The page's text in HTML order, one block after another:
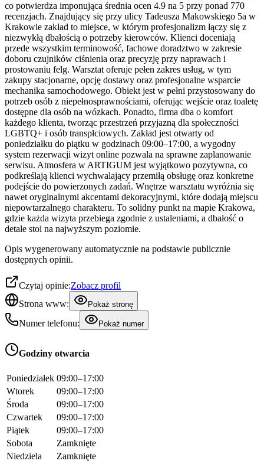
co potwierdza imponująca średnia ocen 4.9 na 5 przy ponad 770
recenzjach. Znajdujący się przy ulicy Tadeusza Makowskiego 5a w
Krakowie zakład to miejsce, w którym profesjonalizm łączy się z
niezwykłą dbałością o potrzeby kierowców. Klienci doceniają
przede wszystkim terminowość, fachowe doradztwo w zakresie
doboru czujników ciśnienia oraz precyzję przy naprawach i
prostowaniu felg. Warsztat oferuje pełen zakres usług, w tym
zakupy stacjonarne, opcję dostawy oraz profesjonalne wsparcie
mechanika samochodowego. Obiekt jest w pełni przystosowany do
potrzeb osób z niepełnosprawnościami, oferując wejście oraz toaletę
dostępne dla osób na wózkach. Ponadto, firma dba o komfort
każdego klienta, tworząc przestrzeń przyjazną dla społeczności
LGBTQ+ i osób transpłciowych. Zakład jest otwarty od
poniedziałku do piątku w godzinach 09:00–17:00, a wygodny
system rezerwacji wizyt online pozwala na sprawne zaplanowanie
serwisu. Atmosfera w ARTIGUM jest wyjątkowo pozytywna, co
podkreślają klienci wychwalający przemiłą obsługę oraz konkretne
podejście do powierzonych zadań. Wnętrze warsztatu wyróżnia się
nawet oryginalnymi akcentami dekoracyjnymi, które dodają miejscu
niepowtarzalnego charakteru. To solidny punkt na mapie Krakowa,
gdzie każda wizyta przebiega zgodnie z ustaleniami, a dbałość o
detale stoi na najwyższym poziomie.
Opis wygenerowany automatycznie na podstawie publicznie
dostępnych opinii.
Czytaj opinie:Zobacz profil
Strona www:
Pokaż stronę
Numer telefonu: Pokaż numer
Godziny otwarcia
Poniedziałek 09:00–17:00
Wtorek
09:00–17:00
Środa
09:00–17:00
Czwartek
09:00–17:00
Piątek
09:00–17:00
Sobota
Zamknięte
Niedziela
Zamknięte